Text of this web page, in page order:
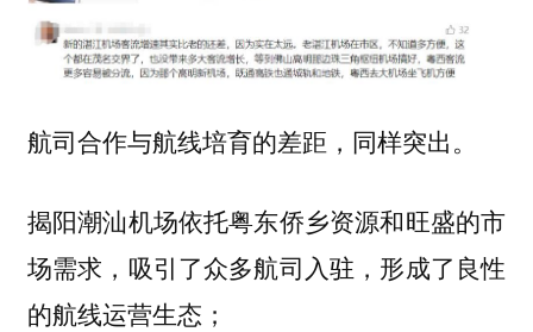
航司合作与航线培育的差距，同样突出。
揭阳潮汕机场依托粤东侨乡资源和旺盛的市
场需求，吸引了众多航司入驻，形成了良性
的航线运营生态；